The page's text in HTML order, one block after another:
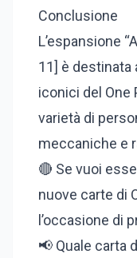
Conclusione
L’espansione
11] è destinata
iconici del One
varietà di
meccaniche e
🔴 Se vuoi
nuove carte di
l’occasione di
📢 Quale carta